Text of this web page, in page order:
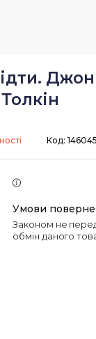
Толкін
Код:
Законом не передбачено повернення та
обмін даного